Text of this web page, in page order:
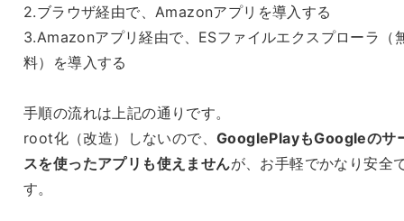
2.ブラウザ経由で、Amazonアプリを導入する
3.Amazonアプリ経由で、ESファイルエクスプローラ（
料）を導入する
手順の流れは上記の通りです。
root化（改造）しないので、 GooglePlayもGoogleのサ
スを使ったアプリも使えませんが、お手軽でかなり安全
す。